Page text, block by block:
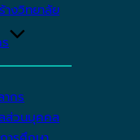
างวิทยาลัย
กร
ส่วนบุคคล